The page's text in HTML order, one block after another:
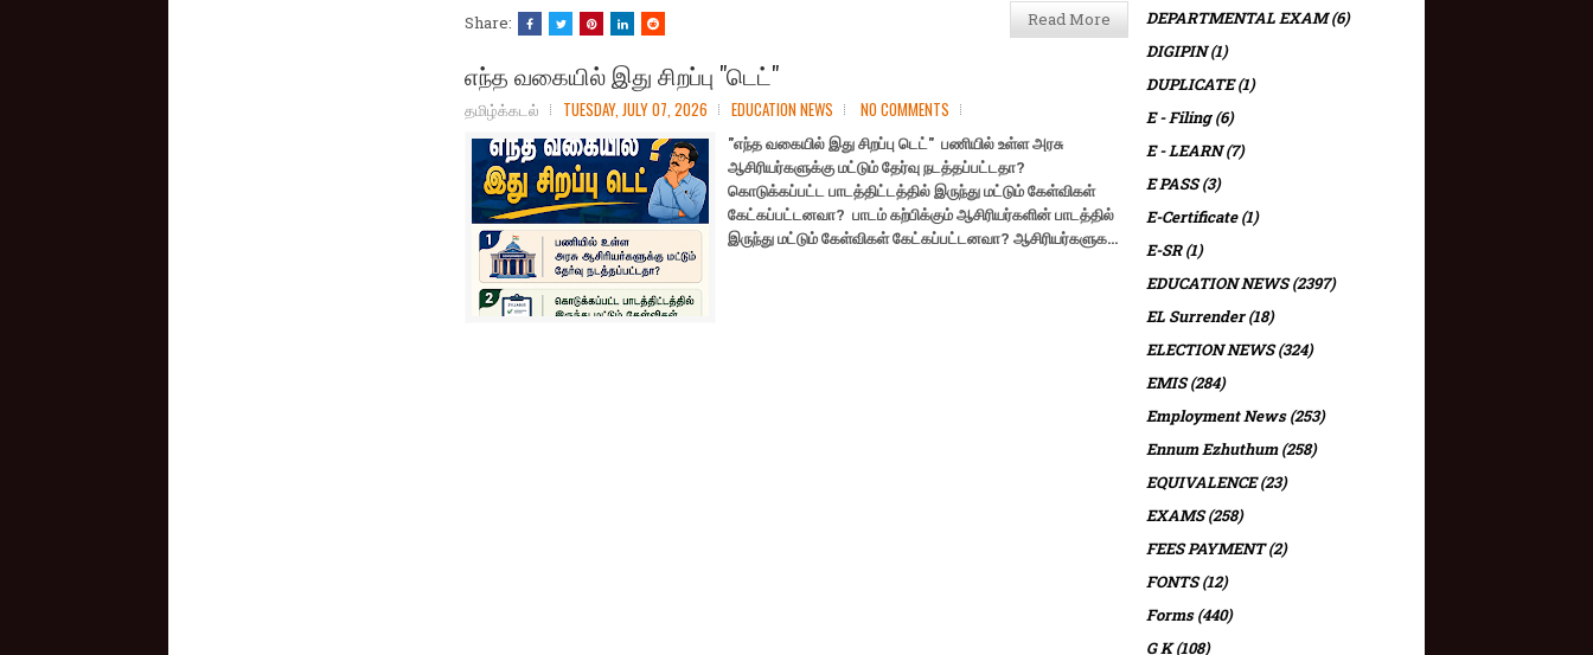
Share: Read More
எந்த வகையில் இது சிறப்பு "டெட்"
தமிழ்க்கடல் TUESDAY, JULY 07, 2026 EDUCATION NEWS NO COMMENTS
"எந்த வகையில் இது சிறப்பு டெட்" பணியில் உள்ள அரசு
ஆசிரியர்களுக்கு மட்டும் தேர்வு நடத்தப்பட்டதா?
கொடுக்கப்பட்ட பாடத்திட்டத்தில் இருந்து மட்டும் கேள்விகள்
கேட்கப்பட்டனவா? பாடம் கற்பிக்கும் ஆசிரியர்களின் பாடத்தில்
இருந்து மட்டும் கேள்விகள் கேட்கப்பட்டனவா? ஆசிரியர்களுக…
DEPARTMENTAL EXAM (6)
DIGIPIN (1)
DUPLICATE (1)
E - Filing (6)
E - LEARN (7)
E PASS (3)
E-Certificate (1)
E-SR (1)
EDUCATION NEWS (2397)
EL Surrender (18)
ELECTION NEWS (324)
EMIS (284)
Employment News (253)
Ennum Ezhuthum (258)
EQUIVALENCE (23)
EXAMS (258)
FEES PAYMENT (2)
FONTS (12)
Forms (440)
G K (108)